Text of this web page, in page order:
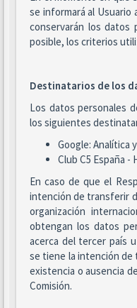
se informará al Usuario
conservarán los datos
posible, los criterios
Destinatarios de los
Los datos personales
los siguientes
Google:
Club C5 España
En caso de que el
intención de transferir
organización
obtengan los datos
acerca del tercer país
se tiene la intención de
existencia o ausencia
Comisión.